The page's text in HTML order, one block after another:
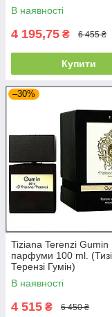
В наявності
4 195,75 ₴ 6 455 ₴
Купити
–30%
Tiziana Terenzi Gumin
парфуми 100 ml.
Терензі Гумін)
В наявності
4 515 ₴ 6 450 ₴